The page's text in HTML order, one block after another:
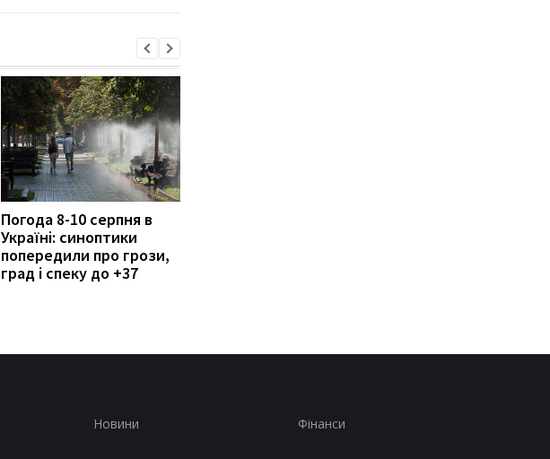
Погода 8-10 серпня в
Україні: синоптики
попередили про грози,
град і спеку до +37
Новини Фінанси